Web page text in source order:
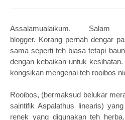
Assalamualaikum. Salam
blogger. Korang pernah dengar
sama seperti teh biasa tetapi
dengan kebaikan untuk kesihatan.
kongsikan mengenai teh rooibos
Rooibos, (bermaksud belukar
saintifik Aspalathus linearis)
renek yang digunakan teh